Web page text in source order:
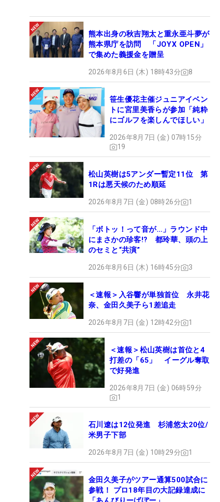
熊本出身の秋吉翔太と重永亜斗夢が
熊本県庁を訪問 「JOYX OPEN」
で集めた義援金を贈呈
2026年8月6日 (木) 18時43分 8
笹生優花主催ジュニアイベン
トに宮里美香らが参加「純粋
にゴルフを楽しんでほしい」
2026年8月7日 (金) 07時15分
19
松山英樹は5アンダー暫定11位 第
1Rは悪天候のため順延
2026年8月7日 (金) 08時26分 1
「ボトッ！って音が…」ラウンド中
にまさかの珍客!? 都玲華、頭の上
のセミと“共演”
2026年8月6日 (木) 16時45分 3
＜速報＞入谷響が単独首位 永井花
奈、金田久美子ら1差追走
2026年8月7日 (金) 12時42分 1
＜速報＞松山英樹は首位と4
打差の「65」 イーグル奪取
で好発進
2026年8月7日 (金) 06時59分
1
石川遼は12位発進 杉浦悠太20位/
米男子下部
2026年8月7日 (金) 10時29分 1
金田久美子がツアー通算500試合に
参戦！ プロ18年目の大記録達成に